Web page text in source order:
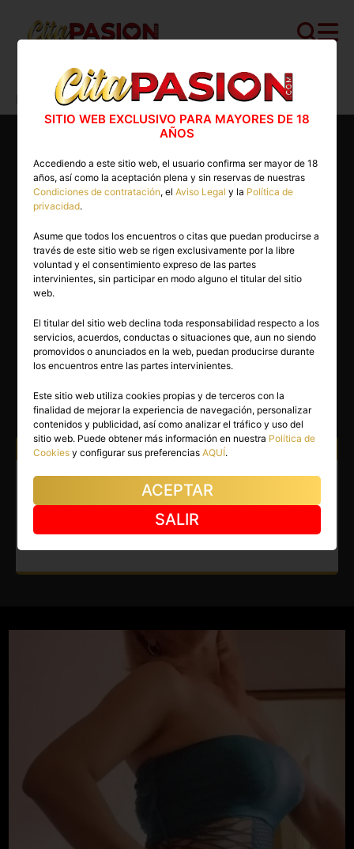
Cita PASION.COM>Masajistas >Madrid>
Madrid capital>Natalia
40 años
NATALIA
Madrid capital(Madrid)
(15)
Atiendo a: Hombres
Masajista en Madrid capital.
Colombiana madurita
masajista en Móstoles.
SITIO WEB EXCLUSIVO PARA MAYORES DE 18
AÑOS
Accediendo a este sitio web, el usuario confirma ser mayor de 18
años, así como la aceptación plena y sin reservas de nuestras
Condiciones de contratación, elAviso Legal y la Política de
privacidad.
Asume que todos los encuentros o citas que puedan producirse a
través de este sitio web se rigen exclusivamente por la libre
voluntad y el consentimiento expreso de las partes
intervinientes, sin participar en modo alguno el titular del sitio
web.
El titular del sitio web declina toda responsabilidad respecto a los
servicios, acuerdos, conductas o situaciones que, aun no siendo
promovidos o anunciados en la web, puedan producirse durante
los encuentros entre las partes intervinientes.
Este sitio web utiliza cookies propias y de terceros con la
finalidad de mejorar la experiencia de navegación, personalizar
contenidos y publicidad, así como analizar el tráfico y uso del
sitio web. Puede obtener más información en nuestra Política de
Cookies y configurar sus preferenciasAQUÍ.
ACEPTAR
SALIR